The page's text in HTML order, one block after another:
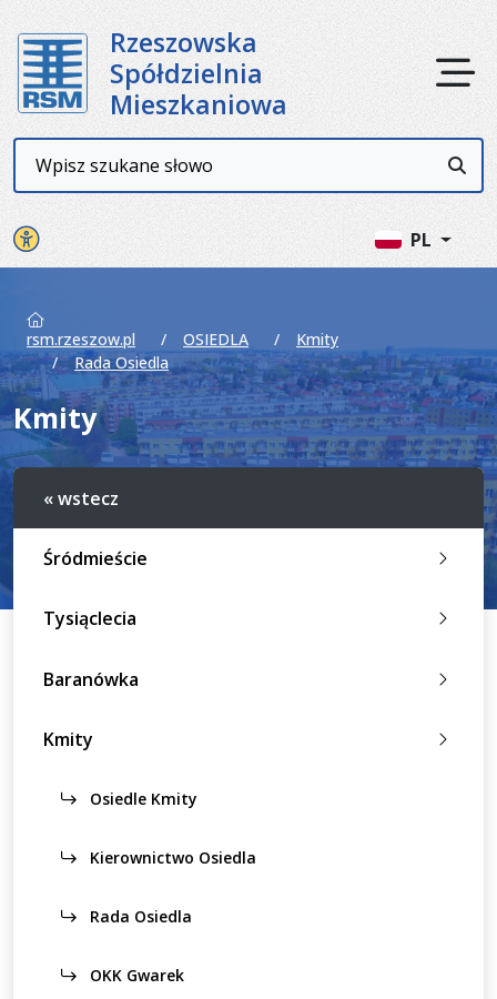
Rzeszowska
Spółdzielnia
Mieszkaniowa
PL
Panel ustawień witryny
Wyszukiwarka
rsm.rzeszow.pl OSIEDLA
Kmity
Rada Osiedla
Kmity
« wstecz
Śródmieście
Tysiąclecia
Baranówka
Kmity
Osiedle Kmity
Kierownictwo Osiedla
Rada Osiedla
OKK Gwarek